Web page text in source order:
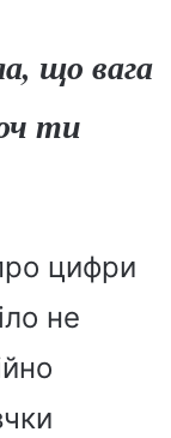
що вага
ти
цифри
не